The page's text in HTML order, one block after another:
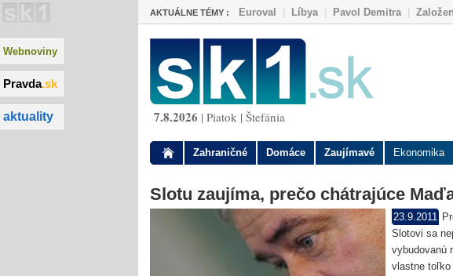
Webnoviny
Pravda.sk
aktuality
AKTUÁLNE TÉMY : Euroval Líbya| Pavol Demitra|
7.8.2026 | Piatok | Štefánia
Zahraničné Domáce Zaujímavé Ekonomika
Slotu zaujíma, prečo chátrajúce
23.9.2011
Slotovi sa
vybudovanú
vlastne toľko